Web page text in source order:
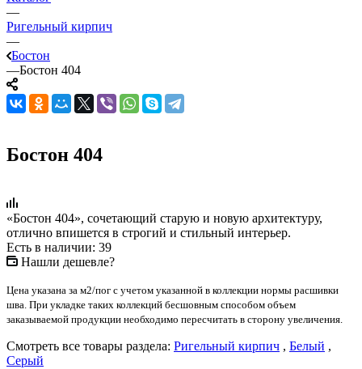
—
Ригельный кирпич
—
Бостон
—Бостон 404
Бостон 404
«Бостон 404», сочетающий старую и новую архитектуру,
отлично впишется в строгий и стильный интерьер.
Есть в наличии: 39
Нашли дешевле?
Цена указана за м2/пог с учетом указанной в коллекции нормы расшивки
шва. При укладке таких коллекций бесшовным способом объем
заказываемой продукции необходимо пересчитать в сторону увеличения.
Смотреть все товары раздела: Ригельный кирпич , Белый ,
Серый